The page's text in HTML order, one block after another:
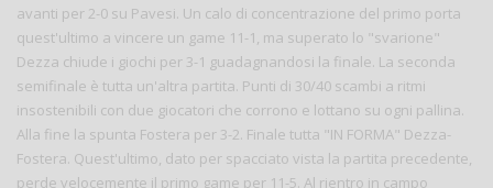
avanti per 2-0 su Pavesi. Un calo di concentrazione del primo porta
quest'ultimo a vincere un game 11-1, ma superato lo "svarione"
Dezza chiude i giochi per 3-1 guadagnandosi la finale. La seconda
semifinale è tutta un'altra partita. Punti di 30/40 scambi a ritmi
insostenibili con due giocatori che corrono e lottano su ogni pallina.
Alla fine la spunta Fostera per 3-2. Finale tutta "IN FORMA" Dezza-
Fostera. Quest'ultimo, dato per spacciato vista la partita precedente,
perde velocemente il primo game per 11-5. Al rientro in campo